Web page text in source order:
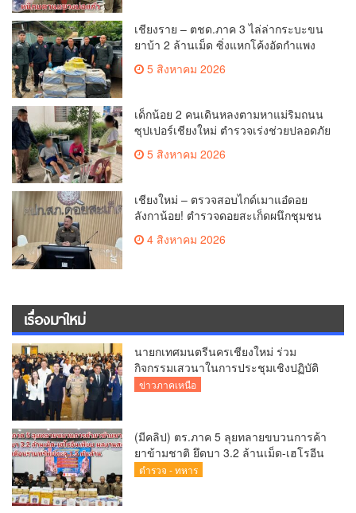
เชียงราย – ตชด.ภาค 3 ไล่ล่ากระบะขน
ยาบ้า 2 ล้านเม็ด ซิ่งแหกโค้งอัดกำแพง
5 สิงหาคม 2026
เด็กน้อย 2 คนเดินหลงตามหาแม่ริมถนน
ซุปเปอร์เชียงใหม่ ตำรวจเร่งช่วยปลอดภัย
แล้ว5 สิงหาคม 2026
เชียงใหม่ – ตรวจสอบไกด์เมาแอ๋ดอย
ลังกาน้อย! ตำรวจดอยสะเก็ดผนึกชุมชน
สยบดราม่าโซเชียล ส่งตัวบำบัดด่วน
สร้างความมั่นใจให้นักท่องเที่ยว
4 สิงหาคม 2026
เรื่องมาใหม่
นายกเทศมนตรีนครเชียงใหม่ ร่วม
กิจกรรมเสวนาในการประชุมเชิงปฏิบัติ
การป้องกันการทุจริตเชิงรุก ขับเคลื่อน
ข่าวภาคเหนือ
(มีคลิป) ตร.ภาค 5 ลุยทลายขบวนการค้า
ยาข้ามชาติ ยึดบา 3.2 ล้านเม็ด-เฮโรอีน
เพียบ ผลงานสะสม 10 เดือนรวบทรัพย์
ตำรวจ - ทหาร